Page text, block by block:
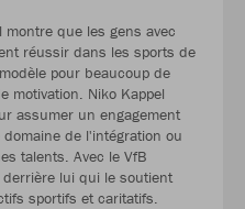
montre que les gens avec
réussir dans les sports de
pour beaucoup de
motivation. Niko Kappel
assumer un engagement
de l'intégration ou
talents. Avec le VfB
lui qui le soutient
sportifs et caritatifs.